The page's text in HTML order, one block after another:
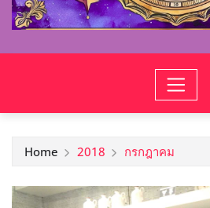
Home 2018 กรกฎาคม